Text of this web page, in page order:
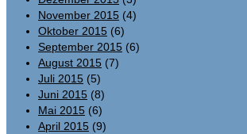
November 2015 (4)
Oktober 2015 (6)
September 2015 (6)
August 2015 (7)
Juli 2015 (5)
Juni 2015 (8)
Mai 2015 (6)
April 2015 (9)